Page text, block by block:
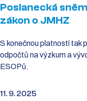
Poslanecká
zákon o JMHZ
S konečnou platností tak
odpočtů na výzkum a
ESOPů.
11. 9. 2025